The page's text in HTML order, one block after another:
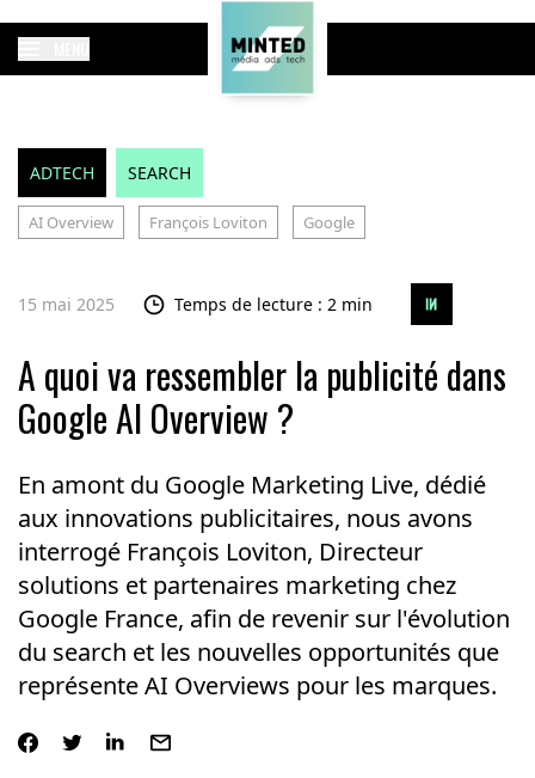
ADTECH SEARCH
AI Overview François Loviton Google
15 mai 2025 Temps de lecture : 2 min
A quoi va ressembler la publicité dans
Google AI Overview ?
En amont du Google Marketing Live, dédié
aux innovations publicitaires, nous avons
interrogé François Loviton, Directeur
solutions et partenaires marketing chez
Google France, afin de revenir sur l'évolution
du search et les nouvelles opportunités que
représente AI Overviews pour les marques.